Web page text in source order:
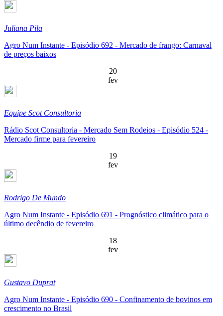
Juliana Pila
Agro Num Instante - Episódio 692 - Mercado de frango: Carnaval
de preços baixos
20
fev
Equipe Scot Consultoria
Rádio Scot Consultoria - Mercado Sem Rodeios - Episódio 524 -
Mercado firme para fevereiro
19
fev
Rodrigo De Mundo
Agro Num Instante - Episódio 691 - Prognóstico climático para o
último decêndio de fevereiro
18
fev
Gustavo Duprat
Agro Num Instante - Episódio 690 - Confinamento de bovinos em
crescimento no Brasil